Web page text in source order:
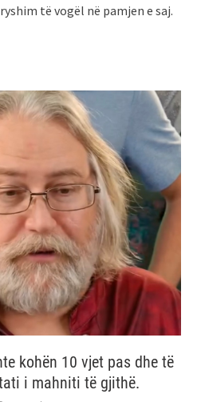
të vogël në pamjen e saj.
kohën 10 vjet pas dhe të
i mahniti të gjithë.